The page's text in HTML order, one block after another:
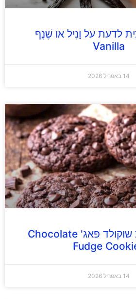
לדעת על וָנִיל או שֶׁנֶף
Vanilla
14 באפריל 2026
מתכון: עוגיות שוקולד פאג' Chocolate
Fudge
14 באפריל 2026